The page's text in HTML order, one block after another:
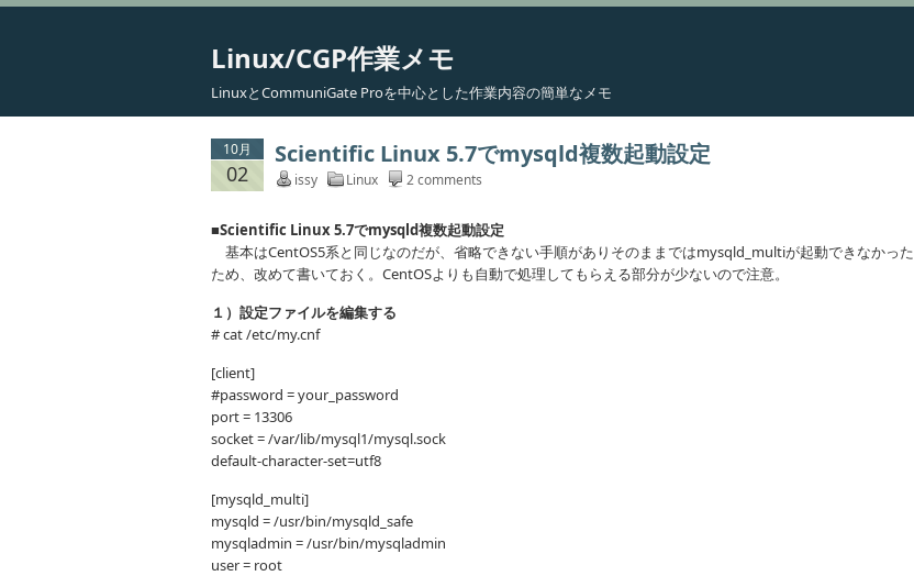
Linux/CGP作業メモ
LinuxとCommuniGate Proを中心とした作業内容の簡単なメモ
10月
02
Scientific Linux 5.7でmysqld複数起動設定
issy Linux 2 comments
■Scientific Linux 5.7でmysqld複数起動設定
基本はCentOS5系と同じなのだが、省略できない手順がありそのままではmysqld_multiが起動できなかった
ため、改めて書いておく。CentOSよりも自動で処理してもらえる部分が少ないので注意。
１）設定ファイルを編集する
# cat /etc/my.cnf
[client]
#password = your_password
port = 13306
socket = /var/lib/mysql1/mysql.sock
default-character-set=utf8
[mysqld_multi]
mysqld = /usr/bin/mysqld_safe
mysqladmin = /usr/bin/mysqladmin
user = root